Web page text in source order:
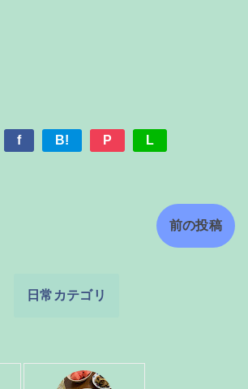
f B! P L
前の投稿
日常カテゴリ